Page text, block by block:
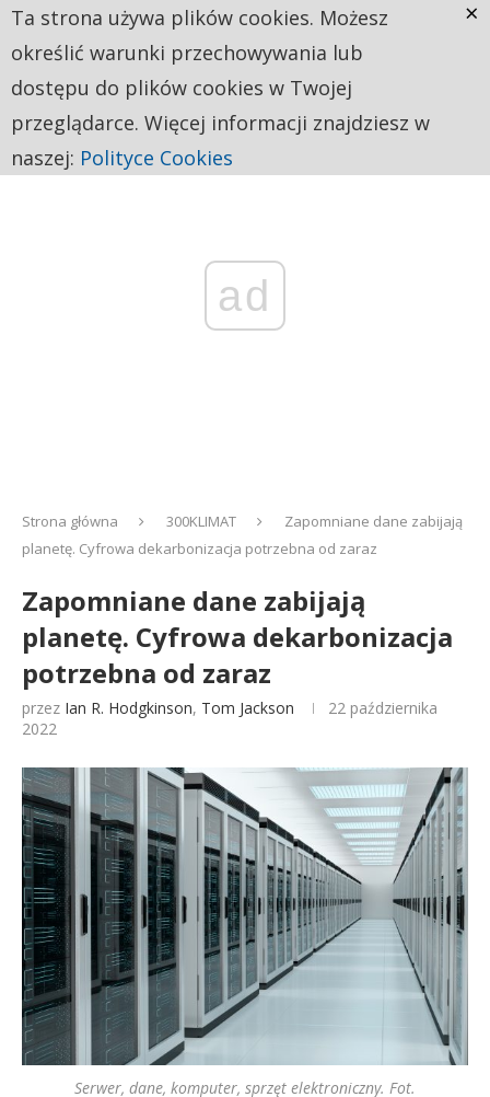
ad
Strona główna 300KLIMAT
Zapomniane dane zabijają
planetę. Cyfrowa dekarbonizacja potrzebna od zaraz
Zapomniane dane zabijają
planetę. Cyfrowa dekarbonizacja
potrzebna od zaraz
przez Ian R. Hodgkinson, Tom Jackson
22 października
2022
Serwer, dane, komputer, sprzęt elektroniczny. Fot.
Ta strona używa plików cookies. Możesz
określić warunki przechowywania lub
dostępu do plików cookies w Twojej
przeglądarce. Więcej informacji znajdziesz w
naszej: Polityce Cookies
×